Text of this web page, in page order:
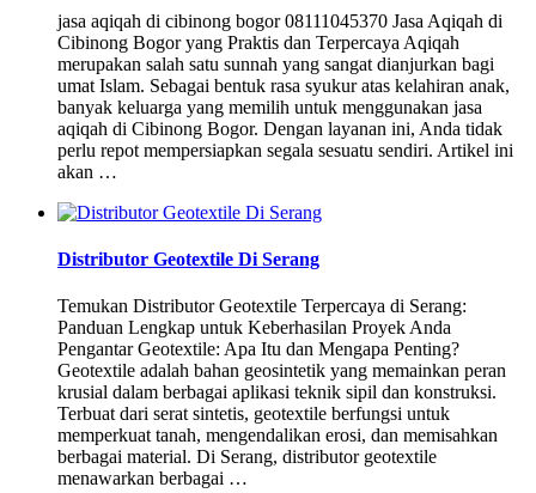
jasa aqiqah di cibinong bogor 08111045370 Jasa Aqiqah di
Cibinong Bogor yang Praktis dan Terpercaya Aqiqah
merupakan salah satu sunnah yang sangat dianjurkan bagi
umat Islam. Sebagai bentuk rasa syukur atas kelahiran anak,
banyak keluarga yang memilih untuk menggunakan jasa
aqiqah di Cibinong Bogor. Dengan layanan ini, Anda tidak
perlu repot mempersiapkan segala sesuatu sendiri. Artikel ini
akan …
Distributor Geotextile Di Serang
Temukan Distributor Geotextile Terpercaya di Serang:
Panduan Lengkap untuk Keberhasilan Proyek Anda
Pengantar Geotextile: Apa Itu dan Mengapa Penting?
Geotextile adalah bahan geosintetik yang memainkan peran
krusial dalam berbagai aplikasi teknik sipil dan konstruksi.
Terbuat dari serat sintetis, geotextile berfungsi untuk
memperkuat tanah, mengendalikan erosi, dan memisahkan
berbagai material. Di Serang, distributor geotextile
menawarkan berbagai …